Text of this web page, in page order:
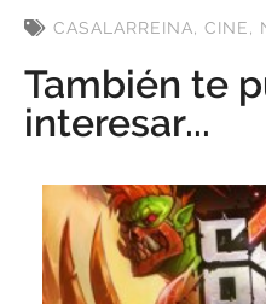
CASALARREINA, CINE,
También te
interesar...